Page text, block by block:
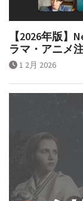
【2026年版
ラマ・アニメ
1 2月 2026